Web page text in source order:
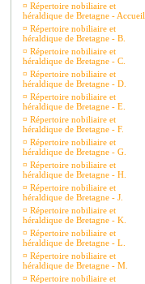
¤ Répertoire nobiliaire et
héraldique de Bretagne - Accueil.
¤ Répertoire nobiliaire et
héraldique de Bretagne - B.
¤ Répertoire nobiliaire et
héraldique de Bretagne - C.
¤ Répertoire nobiliaire et
héraldique de Bretagne - D.
¤ Répertoire nobiliaire et
héraldique de Bretagne - E.
¤ Répertoire nobiliaire et
héraldique de Bretagne - F.
¤ Répertoire nobiliaire et
héraldique de Bretagne - G.
¤ Répertoire nobiliaire et
héraldique de Bretagne - H.
¤ Répertoire nobiliaire et
héraldique de Bretagne - J.
¤ Répertoire nobiliaire et
héraldique de Bretagne - K.
¤ Répertoire nobiliaire et
héraldique de Bretagne - L.
¤ Répertoire nobiliaire et
héraldique de Bretagne - M.
¤ Répertoire nobiliaire et